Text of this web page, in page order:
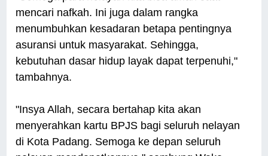
mencari nafkah. Ini juga dalam rangka
menumbuhkan kesadaran betapa pentingnya
asuransi untuk masyarakat. Sehingga,
kebutuhan dasar hidup layak dapat terpenuhi,"
tambahnya.
"Insya Allah, secara bertahap kita akan
menyerahkan kartu BPJS bagi seluruh nelayan
di Kota Padang. Semoga ke depan seluruh